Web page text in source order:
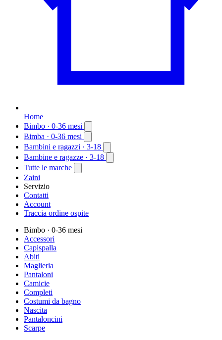
Home
Bimbo · 0-36 mesi
Bimba · 0-36 mesi
Bambini e ragazzi · 3-18
Bambine e ragazze · 3-18
Tutte le marche
Zaini
Servizio
Contatti
Account
Traccia ordine ospite
Bimbo · 0-36 mesi
Accessori
Capispalla
Abiti
Maglieria
Pantaloni
Camicie
Completi
Costumi da bagno
Nascita
Pantaloncini
Scarpe